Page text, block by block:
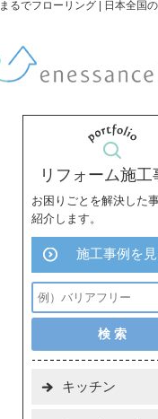
まるでフローリング | 日本全国
リフォーム施工
お困りごとを解決した
紹介します。
施工事例を
キッチン